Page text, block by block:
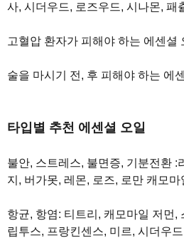
사, 시더우드, 로즈우드, 시나몬, 패
고혈압 환자가 피해야 하는 에센셜
술을 마시기 전, 후 피해야 하는 에
타입별 추천 에센셜 오일
불안, 스트레스, 불면증, 기분전환 :
지, 버가못, 레몬, 로즈, 로만 캐모마
항균, 항염: 티트리, 캐모마일 저먼,
립투스, 프랑킨센스, 미르, 시더우